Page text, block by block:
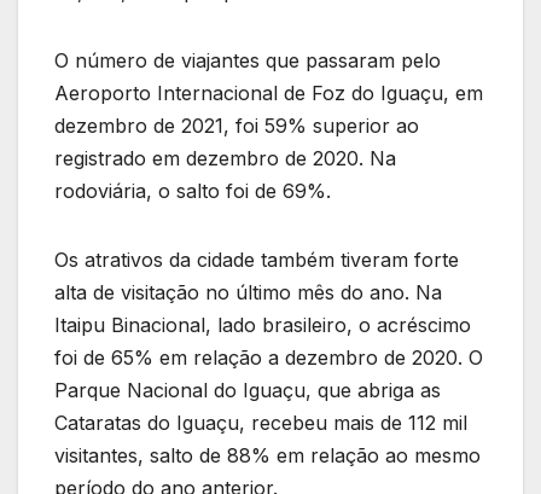
O número de viajantes que passaram pelo
Aeroporto Internacional de Foz do Iguaçu, em
dezembro de 2021, foi 59% superior ao
registrado em dezembro de 2020. Na
rodoviária, o salto foi de 69%.
Os atrativos da cidade também tiveram forte
alta de visitação no último mês do ano. Na
Itaipu Binacional, lado brasileiro, o acréscimo
foi de 65% em relação a dezembro de 2020. O
Parque Nacional do Iguaçu, que abriga as
Cataratas do Iguaçu, recebeu mais de 112 mil
visitantes, salto de 88% em relação ao mesmo
período do ano anterior.